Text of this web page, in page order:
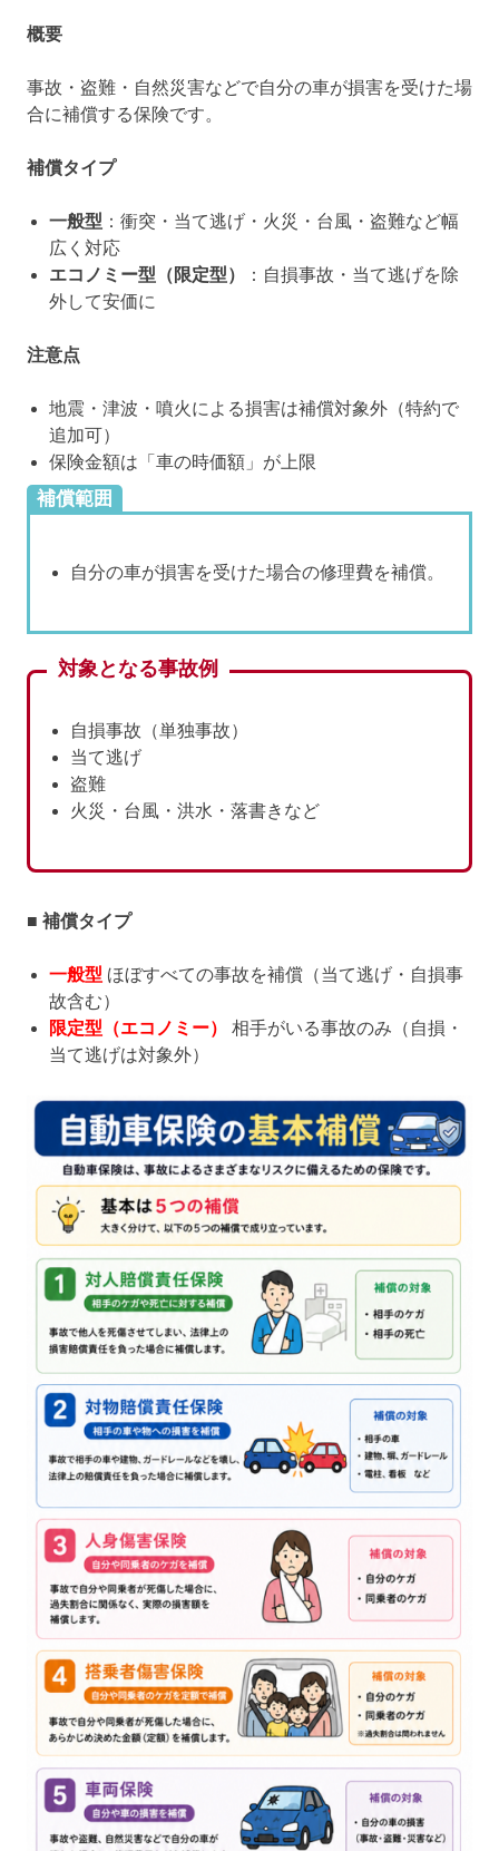
概要
事故・盗難・自然災害などで自分の車が損害を受けた場
合に補償する保険です。
補償タイプ
一般型 ：衝突・当て逃げ・火災・台風・盗難など幅
広く対応
エコノミー型（限定型）
：自損事故・当て逃げを除
外して安価に
注意点
地震・津波・噴火による損害は補償対象外（特約で
追加可）
保険金額は「車の時価額」が上限
補償範囲
自分の車が損害を受けた場合の修理費を補償。
対象となる事故例
自損事故（単独事故）
当て逃げ
盗難
火災・台風・洪水・落書きなど
■ 補償タイプ
一般型 ほぼすべての事故を補償（当て逃げ・自損事
故含む）
限定型（エコノミー）
相手がいる事故のみ（自損・
当て逃げは対象外）